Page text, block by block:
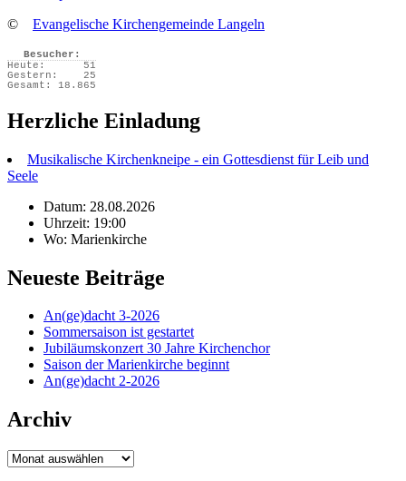
© Evangelische Kirchengemeinde Langeln
Besucher:
Heute:
51
Gestern:
25
Gesamt:
18.865
Herzliche Einladung
Musikalische Kirchenkneipe - ein Gottesdienst für Leib und
Seele
Datum: 28.08.2026
Uhrzeit: 19:00
Wo: Marienkirche
Neueste Beiträge
An(ge)dacht 3-2026
Sommersaison ist gestartet
Jubiläumskonzert 30 Jahre Kirchenchor
Saison der Marienkirche beginnt
An(ge)dacht 2-2026
Archiv
Archiv